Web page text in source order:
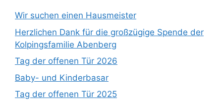
Wir suchen einen Hausmeister
Herzlichen Dank für die großzügige Spende der
Kolpingsfamilie Abenberg
Tag der offenen Tür 2026
Baby- und Kinderbasar
Tag der offenen Tür 2025